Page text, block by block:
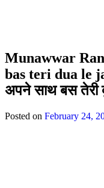
Munawwar
bas teri dua le
अपने साथ बस
Posted on February 24,